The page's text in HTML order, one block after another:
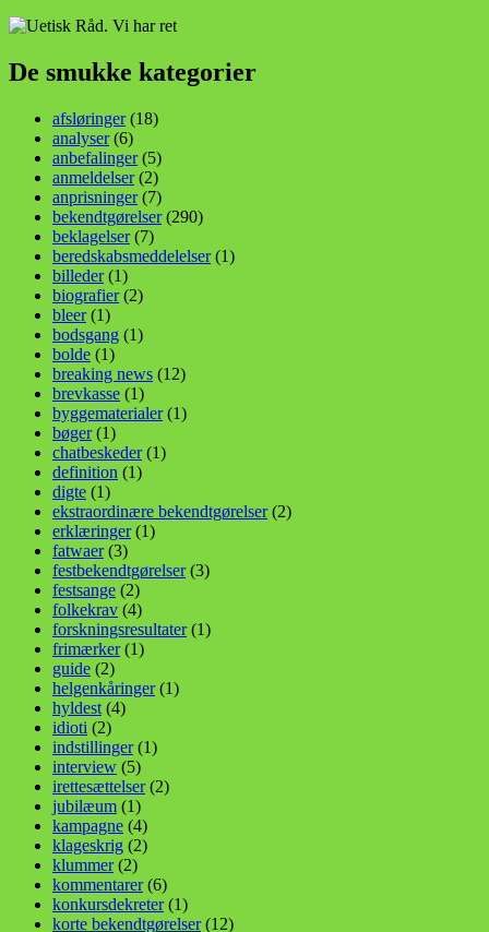
De smukke kategorier
afsløringer(18)
analyser(6)
anbefalinger(5)
anmeldelser(2)
anprisninger(7)
bekendtgørelser(290)
beklagelser(7)
beredskabsmeddelelser(1)
billeder(1)
biografier(2)
bleer(1)
bodsgang (1)
bolde (1)
breaking news (12)
brevkasse (1)
byggematerialer(1)
bøger(1)
chatbeskeder(1)
definition (1)
digte (1)
ekstraordinære bekendtgørelser(2)
erklæringer(1)
fatwaer(3)
festbekendtgørelser(3)
festsange (2)
folkekrav (4)
forskningsresultater(1)
frimærker(1)
guide (2)
helgenkåringer(1)
hyldest (4)
idioti (2)
indstillinger(1)
interview (5)
irettesættelser(2)
jubilæum (1)
kampagne (4)
klageskrig (2)
klummer(2)
kommentarer(6)
konkursdekreter(1)
korte bekendtgørelser(12)